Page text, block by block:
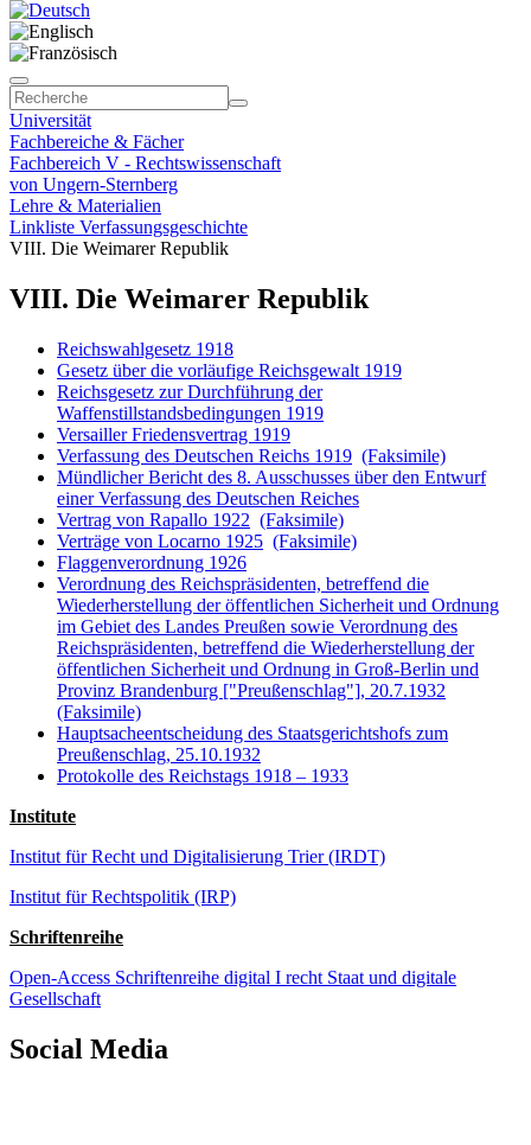
Universität
Fachbereiche & Fächer
Fachbereich V - Rechtswissenschaft
von Ungern-Sternberg
Lehre & Materialien
Linkliste Verfassungsgeschichte
VIII. Die Weimarer Republik
VIII. Die Weimarer Republik
Reichswahlgesetz 1918
Gesetz über die vorläufige Reichsgewalt 1919
Reichsgesetz zur Durchführung der
Waffenstillstandsbedingungen 1919
Versailler Friedensvertrag 1919
Verfassung des Deutschen Reichs 1919 (Faksimile)
Mündlicher Bericht des 8. Ausschusses über den Entwurf
einer Verfassung des Deutschen Reiches
Vertrag von Rapallo 1922 (Faksimile)
Verträge von Locarno 1925 (Faksimile)
Flaggenverordnung 1926
Verordnung des Reichspräsidenten, betreffend die
Wiederherstellung der öffentlichen Sicherheit und Ordnung
im Gebiet des Landes Preußen sowie Verordnung des
Reichspräsidenten, betreffend die Wiederherstellung der
öffentlichen Sicherheit und Ordnung in Groß-Berlin und
Provinz Brandenburg ["Preußenschlag"], 20.7.1932
(Faksimile)
Hauptsacheentscheidung des Staatsgerichtshofs zum
Preußenschlag, 25.10.1932
Protokolle des Reichstags 1918 – 1933
Institute
Institut für Recht und Digitalisierung Trier (IRDT)
Institut für Rechtspolitik (IRP)
Schriftenreihe
Open-Access Schriftenreihe digital I recht Staat und digitale
Gesellschaft
Social Media